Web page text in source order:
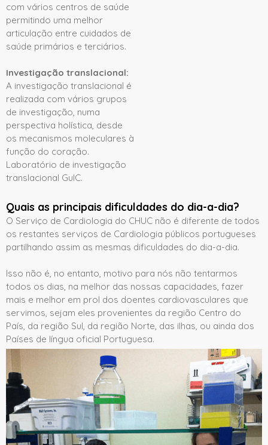
com vários centros de saúde
permitindo uma melhor
articulação entre cuidados de
saúde primários e terciários.
Investigação translacional:
A investigação translacional é
realizada com vários grupos
de investigação, numa
perspectiva holística, desde
os mecanismos moleculares à
função do coração.
Laboratório de investigação
translacional GuIC.
Quais as principais dificuldades do dia-a-dia?
O Serviço de Cardiologia do CHUC não é diferente de todos
os restantes serviços de Cardiologia públicos portugueses
partilhando assim as mesmas dificuldades do dia-a-dia.
Isso não é, no entanto, motivo para nós não tentarmos
todos os dias, na melhor das nossas capacidades, fazer
mais e melhor em prol dos doentes cardiovasculares que
servimos, sejam eles provenientes da região Centro do
País, da região Sul, da região Norte, das ilhas, ou ainda dos
Países de língua oficial Portuguesa.